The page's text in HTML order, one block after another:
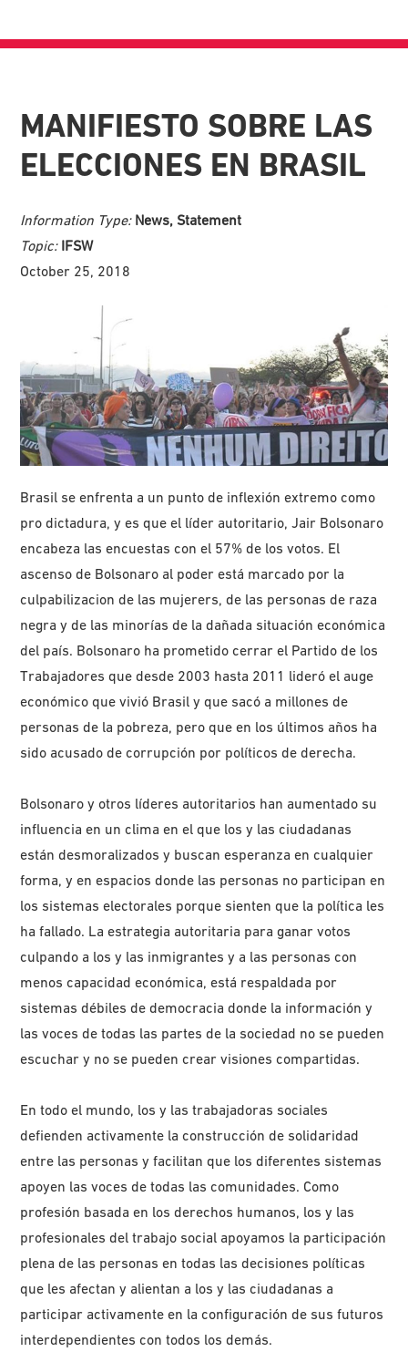
MANIFIESTO SOBRE LAS
ELECCIONES EN BRASIL
Information Type: News, Statement
Topic: IFSW
October 25, 2018
Brasil se enfrenta a un punto de inflexión extremo como
pro dictadura, y es que el líder autoritario, Jair Bolsonaro
encabeza las encuestas con el 57% de los votos. El
ascenso de Bolsonaro al poder está marcado por la
culpabilizacion de las mujerers, de las personas de raza
negra y de las minorías de la dañada situación económica
del país. Bolsonaro ha prometido cerrar el Partido de los
Trabajadores que desde 2003 hasta 2011 lideró el auge
económico que vivió Brasil y que sacó a millones de
personas de la pobreza, pero que en los últimos años ha
sido acusado de corrupción por políticos de derecha.
Bolsonaro y otros líderes autoritarios han aumentado su
influencia en un clima en el que los y las ciudadanas
están desmoralizados y buscan esperanza en cualquier
forma, y en espacios donde las personas no participan en
los sistemas electorales porque sienten que la política les
ha fallado. La estrategia autoritaria para ganar votos
culpando a los y las inmigrantes y a las personas con
menos capacidad económica, está respaldada por
sistemas débiles de democracia donde la información y
las voces de todas las partes de la sociedad no se pueden
escuchar y no se pueden crear visiones compartidas.
En todo el mundo, los y las trabajadoras sociales
defienden activamente la construcción de solidaridad
entre las personas y facilitan que los diferentes sistemas
apoyen las voces de todas las comunidades. Como
profesión basada en los derechos humanos, los y las
profesionales del trabajo social apoyamos la participación
plena de las personas en todas las decisiones políticas
que les afectan y alientan a los y las ciudadanas a
participar activamente en la configuración de sus futuros
interdependientes con todos los demás.